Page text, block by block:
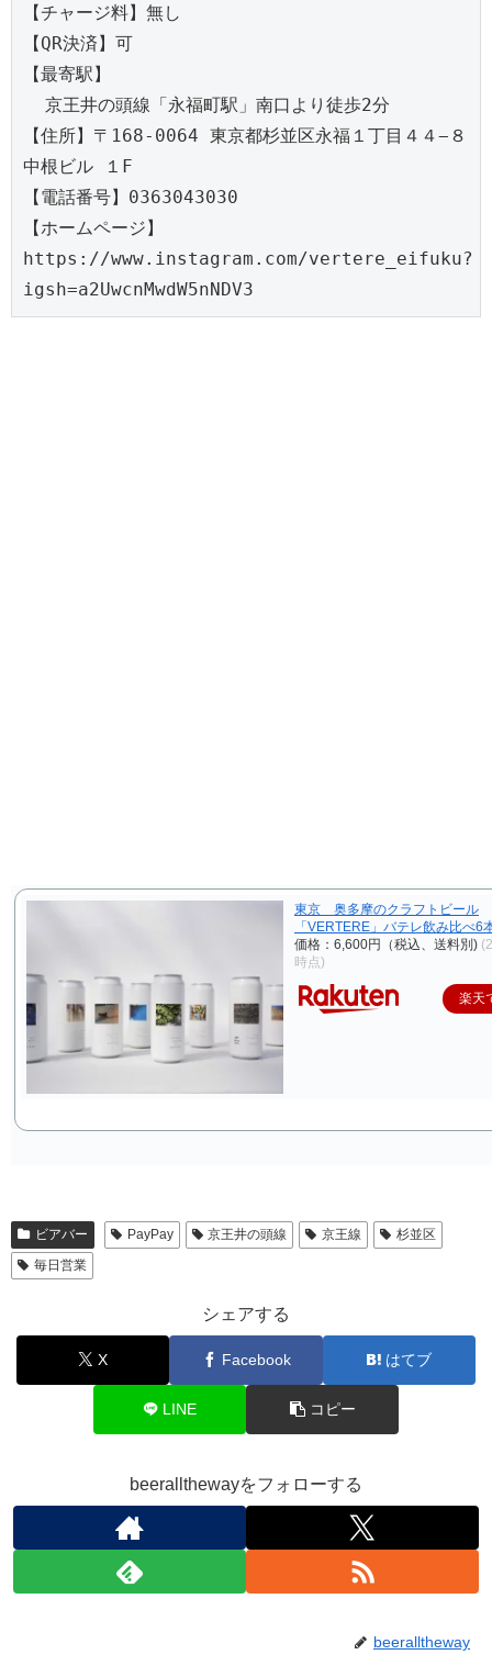
【チャージ料】無し
【QR決済】可
【最寄駅】
  京王井の頭線「永福町駅」南口より徒歩2分
【住所】〒168-0064 東京都杉並区永福１丁目４４−８
中根ビル １F
【電話番号】0363043030
【ホームページ】
https://www.instagram.com/vertere_eifuku?
igsh=a2UwcnMwdW5nNDV3
東京 奥多摩のクラフトビール
「VERTERE」バテレ飲み比べ6
価格：6,600円（税込、送料別)
時点)
楽天
ビアバー PayPay 京王井の頭線 京王線
杉並区
毎日営業
シェアする
X Facebook はてブ
LINE コピー
beerallthewayをフォローする
beeralltheway